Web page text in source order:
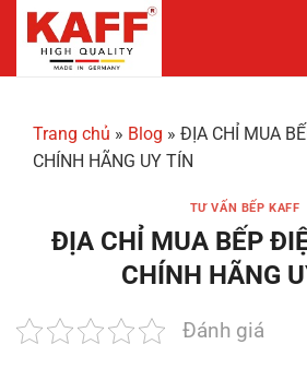
Chuyển
đến
Trang chủ » Blog » ĐỊA CHỈ MUA
CHÍNH HÃNG UY TÍN
TƯ VẤN BẾP KAFF
ĐỊA CHỈ MUA BẾP
CHÍNH HÃNG
Đánh giá